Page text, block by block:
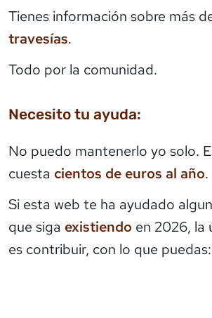
Tienes información sobre más
travesías.
Todo por la comunidad.
Necesito tu ayuda:
No puedo mantenerlo yo solo.
cuesta cientos de euros al año.
Si esta web te ha ayudado
que siga existiendo en 2026, la
es contribuir, con lo que puedas: